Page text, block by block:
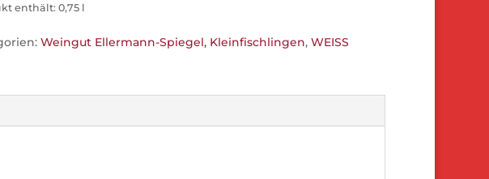
enthält: 0,75 l
Weingut Ellermann-Spiegel, Kleinfischlingen, WEISS